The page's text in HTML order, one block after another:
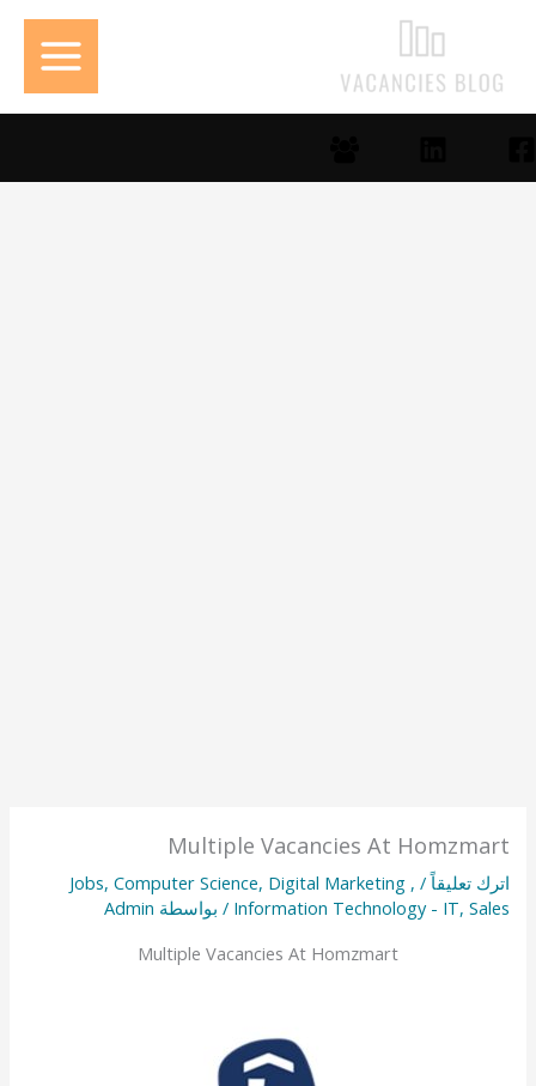
المحتوى
Multiple Vacancies At Homzmart
اترك تعليقاً /
Jobs, Computer Science, Digital Marketing ,
Information Technology - IT, Sales / بواسطة Admin
Multiple Vacancies At Homzmart